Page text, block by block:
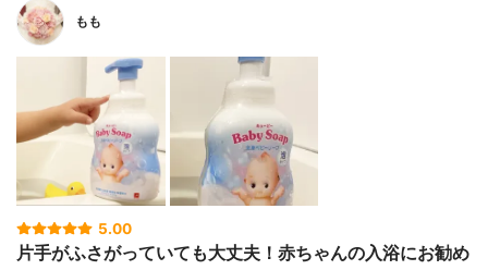
もも
5.00
片手がふさがっていても大丈夫！赤ちゃんの入浴にお勧め